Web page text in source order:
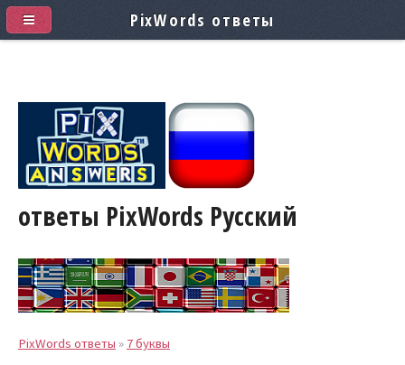
ответы PixWords Pусский
PixWords ответы » 7 буквы
PixWords ответы